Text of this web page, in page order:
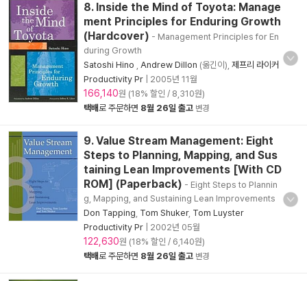
8. Inside the Mind of Toyota: Manage
ment Principles for Enduring Growth
(Hardcover) - Management Principles for En
during Growth
Satoshi Hino
Andrew Dillon (옮긴이), 제프리 라이커
Productivity Pr
2005년 11월
166,140원 (18% 할인 / 8,310원)
택배로 주문하면 8월 26일 출고 변경
9. Value Stream Management: Eight
Steps to Planning, Mapping, and Sus
taining Lean Improvements [With CD
ROM] (Paperback) - Eight Steps to Plannin
g, Mapping, and Sustaining Lean Improvements
Don Tapping Tom Shuker, Tom Luyster
Productivity Pr
2002년 05월
122,630원 (18% 할인 / 6,140원)
택배로 주문하면 8월 26일 출고 변경